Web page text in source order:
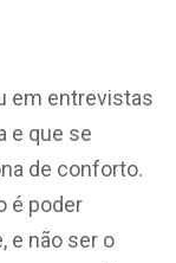
em entrevistas
e que se
de conforto.
é poder
e não ser o